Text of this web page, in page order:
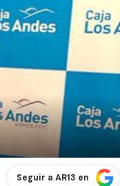
Seguir a AR13 en